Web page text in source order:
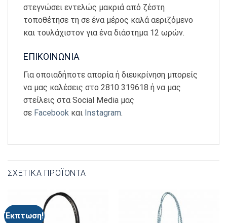
στεγνώσει εντελώς μακριά από ζέστη
τοποθέτησε τη σε ένα μέρος καλά αεριζόμενο
και τουλάχιστον για ένα διάστημα 12 ωρών.
ΕΠΙΚΟΙΝΩΝΙΑ
Για οποιαδήποτε απορία ή διευκρίνηση μπορείς
να μας καλέσεις στο 2810 319618 ή να μας
στείλεις στα Social Media μας
σε Facebook και Instagram.
ΣΧΕΤΙΚΆ ΠΡΟΪΌΝΤΑ
Έκπτωση!